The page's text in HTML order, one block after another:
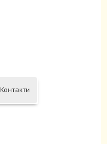
Контакти